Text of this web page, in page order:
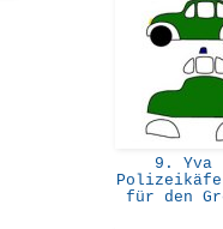
9. Yva
für den